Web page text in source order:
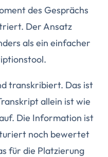
des Gesprächs
Der Ansatz
als ein einfacher
transkribiert. Das ist
allein ist wie
Die Information ist
noch bewertet
für die Platzierung